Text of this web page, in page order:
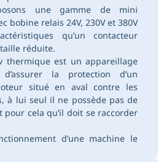
une gamme de mini
bobine relais 24V, 230V et 380V
qu’un contacteur
réduite.
thermique est un appareillage
la protection d’un
situé en aval contre les
à lui seul il ne possède pas de
pour cela qu’il doit se raccorder
d’une machine le